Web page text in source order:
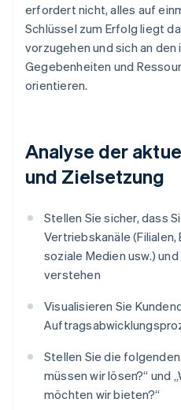
erfordert nicht, alles auf
Schlüssel zum Erfolg liegt
vorzugehen und sich an den
Gegebenheiten und
orientieren.
Analyse der
und Zielsetzung
Stellen Sie sicher, dass
Vertriebskanäle
soziale Medien usw.)
verstehen
Visualisieren Sie
Stellen Sie die
müssen wir lösen?“ und
möchten wir bieten?“